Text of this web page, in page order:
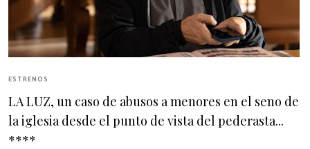
ESTRENOS
LA LUZ, un caso de abusos a menores en el seno de
la iglesia desde el punto de vista del pederasta...
****